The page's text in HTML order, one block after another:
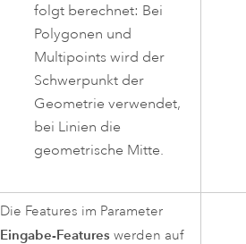
folgt berechnet: Bei
Polygonen und
Multipoints wird der
Schwerpunkt der
Geometrie verwendet,
bei Linien die
geometrische Mitte.
Die Features im Parameter
Eingabe-Features werden auf